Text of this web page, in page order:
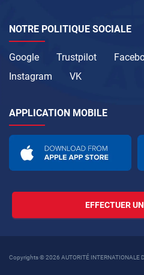
NOTRE POLITIQUE SOCIALE
Google Trustpilot
Instagram
VK
APPLICATION MOBILE
EFFECTUER
Copyrights © 2026 AUTORITÉ INTERNATIONALE